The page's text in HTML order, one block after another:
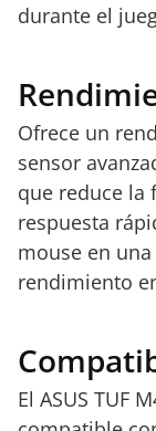
durante el
Ofrece un
sensor
que reduce la
respuesta
mouse en
rendimiento
El ASUS TUF